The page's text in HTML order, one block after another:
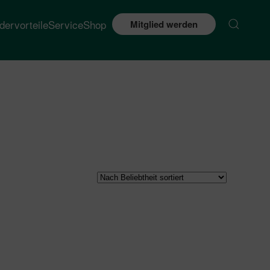
ServiceShop Mitglied werden